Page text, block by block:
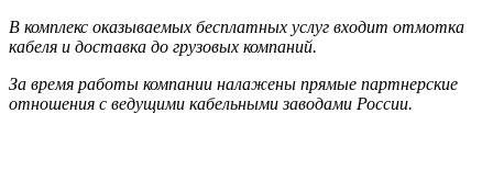
В комплекс оказываемых бесплатных услуг входит отмотка
кабеля и доставка до грузовых компаний.
За время работы компании налажены прямые партнерские
отношения с ведущими кабельными заводами России.